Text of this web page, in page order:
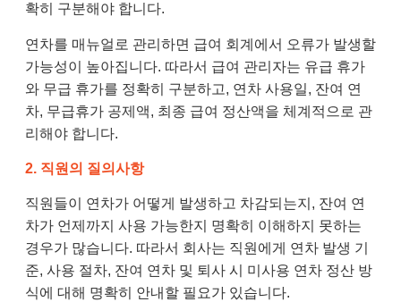
확히 구분해야 합니다.
연차를 매뉴얼로 관리하면 급여 회계에서 오류가 발생할
가능성이 높아집니다. 따라서 급여 관리자는 유급 휴가
와 무급 휴가를 정확히 구분하고, 연차 사용일, 잔여 연
차, 무급휴가 공제액, 최종 급여 정산액을 체계적으로 관
리해야 합니다.
2. 직원의 질의사항
직원들이 연차가 어떻게 발생하고 차감되는지, 잔여 연
차가 언제까지 사용 가능한지 명확히 이해하지 못하는
경우가 많습니다. 따라서 회사는 직원에게 연차 발생 기
준, 사용 절차, 잔여 연차 및 퇴사 시 미사용 연차 정산 방
식에 대해 명확히 안내할 필요가 있습니다.